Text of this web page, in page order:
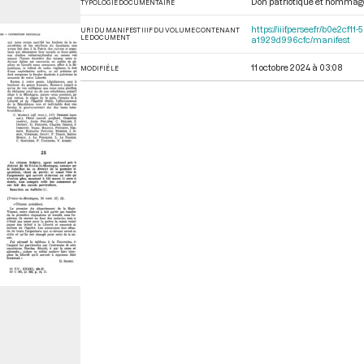
TYPOLOGIE DOCUMENTAIRE
URI DU MANIFEST IIIF DU VOLUME CONTENANT
LE DOCUMENT
https://iiif.persee.fr/
a1929d996cfc/manifest
MODIFIÉ LE 11 octobre 2024 à 03:08